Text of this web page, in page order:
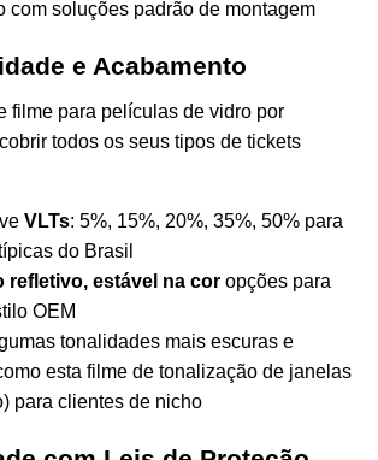
com soluções padrão de montagem
e Acabamento
filme para películas de vidro por
todos os seus tipos de tickets
VLTs: 5%, 15%, 20%, 35%, 50% para
do Brasil
refletivo, estável na cor opções para
OEM
tonalidades mais escuras e
esta filme de tonalização de janelas
) para clientes de nicho